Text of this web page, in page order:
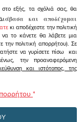
εξής, τα σχόλιά σας, θα
και αποδέχομαι
κι αποδέχεστε την πολιτική
το κάνετε θα λάβετε μια
την πολιτική απορρήτου). Σε
να γυρίσετε πίσω και
την προαναφερόμενη
και ιστότοπος, της
*